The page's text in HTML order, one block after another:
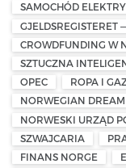
SAMOCHÓD
GJELDSREGISTERET
CROWDFUNDING W
SZTUCZNA
OPEC
ROPA I
NORWEGIAN DREAM
NORWESKI URZĄD
SZWAJCARIA
FINANS NORGE